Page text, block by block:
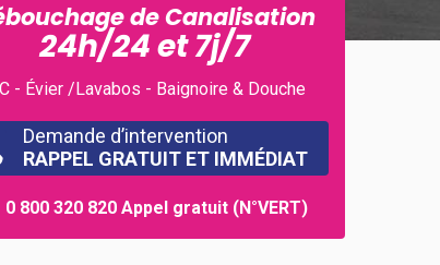
de Canalisation
24h/24 et 7j/7
- Évier /Lavabos - Baignoire & Douche
Demande d’intervention
RAPPEL GRATUIT ET IMMÉDIAT
0 800 320 820Appel gratuit (N°VERT)